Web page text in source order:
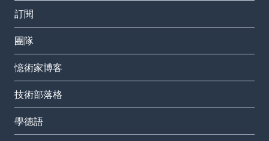
訂閱
團隊
憶術家博客
技術部落格
學德語